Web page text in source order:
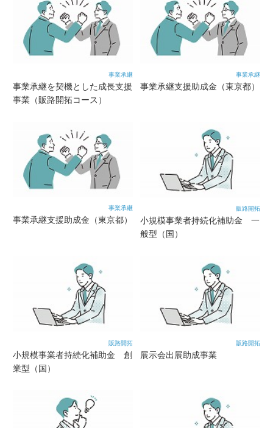
事業承継
事業承継を契機とした成長支援
事業（販路開拓コース）
事業承継
事業承継支援助成金（東京都）
事業承継
事業承継支援助成金（東京都）
販路開拓
小規模事業者持続化補助金 一
般型（国）
販路開拓
小規模事業者持続化補助金 創
業型（国）
販路開拓
展示会出展助成事業